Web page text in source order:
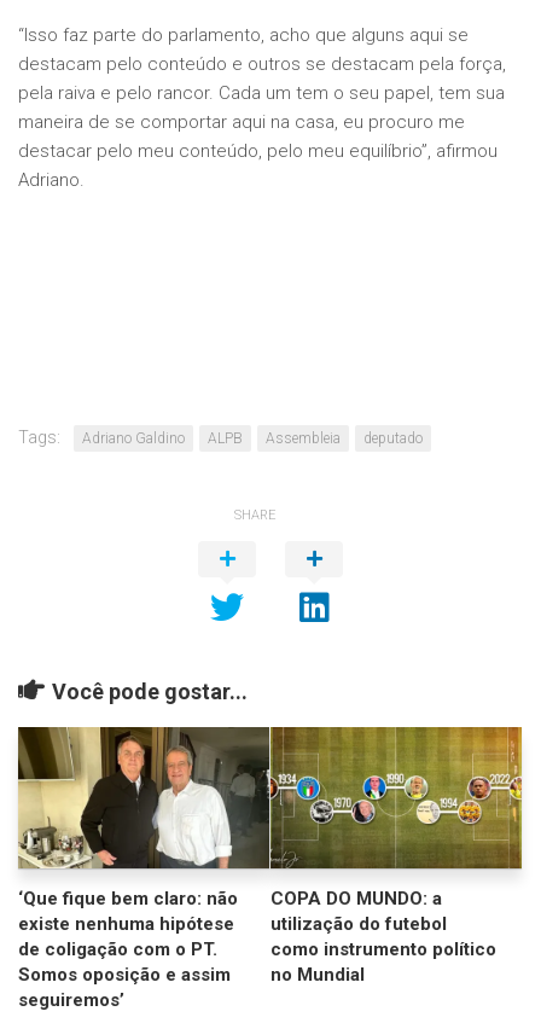
“Isso faz parte do parlamento, acho que alguns aqui se
destacam pelo conteúdo e outros se destacam pela força,
pela raiva e pelo rancor. Cada um tem o seu papel, tem sua
maneira de se comportar aqui na casa, eu procuro me
destacar pelo meu conteúdo, pelo meu equilíbrio”, afirmou
Adriano.
Tags: Adriano Galdino ALPB Assembleia deputado
SHARE
Você pode gostar...
‘Que fique bem claro: não
existe nenhuma hipótese
de coligação com o PT.
Somos oposição e assim
seguiremos’
COPA DO MUNDO: a
utilização do futebol
como instrumento político
no Mundial